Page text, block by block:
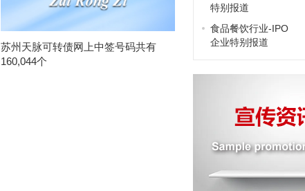
苏州天脉可转债网上中签号码共有
160,044个
特别报道
食品餐饮行业-IPO
企业特别报道